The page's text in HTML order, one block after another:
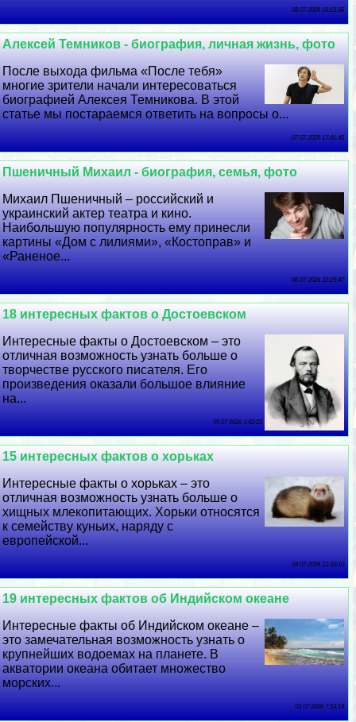
08 07 2026 16:15:56
Алексей Темников - биография, личная жизнь, фото
После выхода фильма «После тебя»
многие зрители начали интересоваться
биографией Алексея Темникова. В этой
статье мы постараемся ответить на вопросы о...
07 07 2026 17:41:45
Пшеничный Михаил - биография, семья, фото
Михаил Пшеничный – российский и
украинский актер театра и кино.
Наибольшую популярность ему принесли
картины «Дом с лилиями», «Костоправ» и
«Раненое...
06 07 2026 22:25:47
18 интересных фактов о Достоевском
Интересные факты о Достоевском – это
отличная возможность узнать больше о
творчестве русского писателя. Его
произведения оказали большое влияние
на...
05 07 2026 1:42:21
15 интересных фактов о хорьках
Интересные факты о хорьках – это
отличная возможность узнать больше о
хищных млекопитающих. Хорьки относятся
к семейству куньих, наряду с
европейской...
04 07 2026 12:10:10
19 интересных фактов об Индийском океане
Интересные факты об Индийском океане –
это замечательная возможность узнать о
крупнейших водоемах на планете. В
акватории океана обитает множество
морских...
03 07 2026 7:53:18